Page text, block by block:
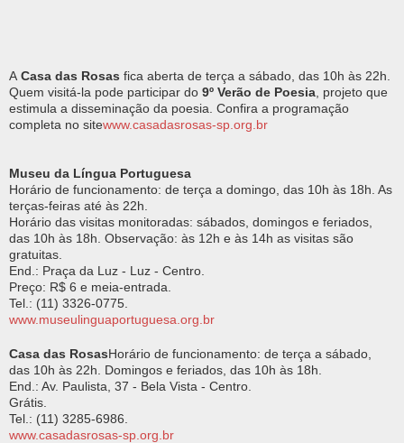
A Casa das Rosas fica aberta de terça a sábado, das 10h às 22h.
Quem visitá-la pode participar do 9º Verão de Poesia , projeto que
estimula a disseminação da poesia. Confira a programação
completa no sitewww.casadasrosas-sp.org.br
Museu da Língua Portuguesa
Horário de funcionamento: de terça a domingo, das 10h às 18h. As
terças-feiras até às 22h.
Horário das visitas monitoradas: sábados, domingos e feriados,
das 10h às 18h. Observação: às 12h e às 14h as visitas são
gratuitas.
End.: Praça da Luz - Luz - Centro.
Preço: R$ 6 e meia-entrada.
Tel.: (11) 3326-0775.
www.museulinguaportuguesa.org.br
Casa das RosasHorário de funcionamento: de terça a sábado,
das 10h às 22h. Domingos e feriados, das 10h às 18h.
End.: Av. Paulista, 37 - Bela Vista - Centro.
Grátis.
Tel.: (11) 3285-6986.
www.casadasrosas-sp.org.br